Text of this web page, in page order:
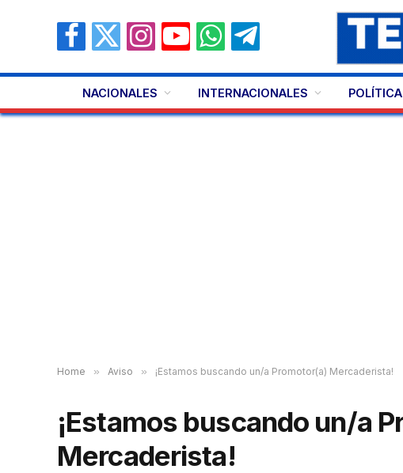
Facebook
X
InstagramYouTubeWhatsAppTelegram
NACIONALES INTERNACIONALES POLÍTICA
Home » Aviso » ¡Estamos buscando un/a Promotor(a) Mercaderista!
¡Estamos buscando un/a
Mercaderista!